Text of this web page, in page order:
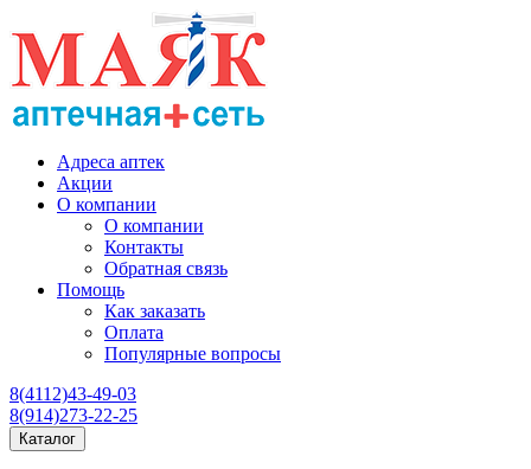
Адреса аптек
Акции
О компании
О компании
Контакты
Обратная связь
Помощь
Как заказать
Оплата
Популярные вопросы
8(4112)43-49-03
8(914)273-22-25
Каталог